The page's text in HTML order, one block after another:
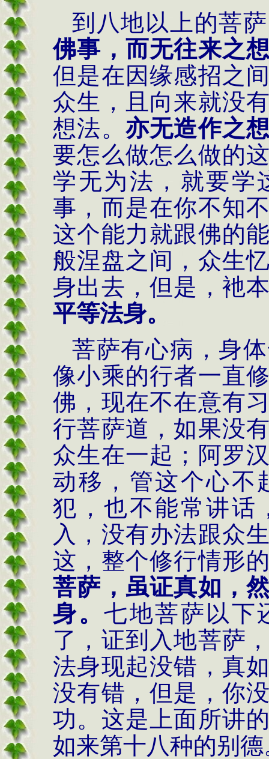
到八地以上的菩
佛事，而无往来之
但是在因缘感招之
众生，且向来就没
想法。 亦无造作之
要怎么做怎么做的
学无为法，就要学
事，而是在你不知
这个能力就跟佛的
般涅盘之间，众生
身出去，但是，衪
平等法身。
菩萨有心病，身
像小乘的行者一直
佛，现在不在意有
行菩萨道，如果没
众生在一起；阿罗
动移，管这个心不
犯，也不能常讲话
入，没有办法跟众
这，整个修行情形
菩萨，虽证真如，
身。 七地菩萨以下
了，证到入地菩萨
法身现起没错，真
没有错，但是，你
功。这是上面所讲
如来第十八种的别德